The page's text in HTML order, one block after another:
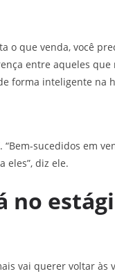
o que venda, você
entre aqueles que
forma inteligente na
sucedidos em
eles”, diz ele.
no
vai querer voltar às